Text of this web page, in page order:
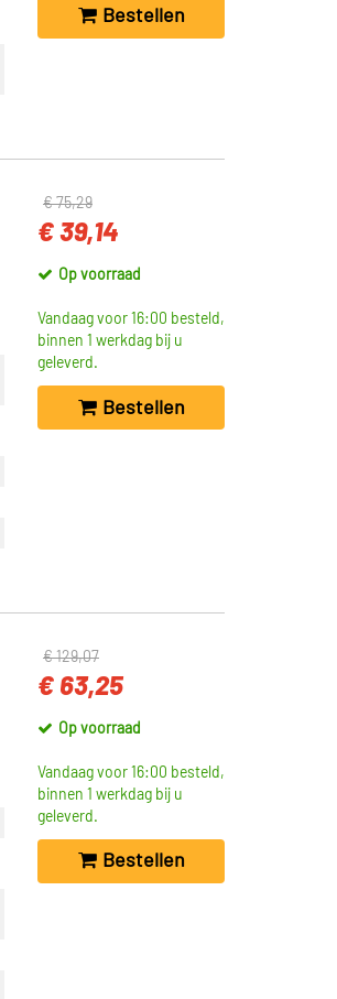
Bestellen
€ 75,29
€ 39,14
Op voorraad
Vandaag voor 16:00 besteld,
binnen 1 werkdag bij u
geleverd.
Bestellen
€ 129,07
€ 63,25
Op voorraad
Vandaag voor 16:00 besteld,
binnen 1 werkdag bij u
geleverd.
Bestellen